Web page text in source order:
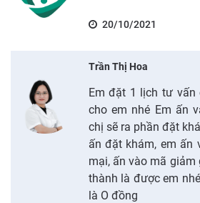
20/10/2021
Trần Thị Hoa
Em đặt 1 lịch tư vấn
cho em nhé Em ấn
chị sẽ ra phần đặt
ấn đặt khám, em ấn
mại, ấn vào mã giảm
thành là được em
là O đồng